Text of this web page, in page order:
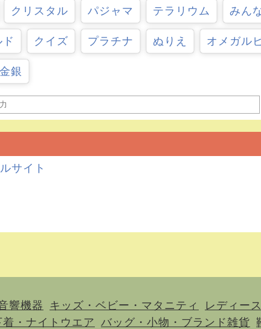
クリスタル パジャマ テラリウム みん
クイズ プラチナ ぬりえ オメガル
金銀
サイト
響機器 キッズ・ベビー・マタニティ
レディー
・ナイトウエア バッグ・小物・ブランド雑貨